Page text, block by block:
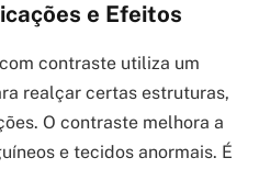
e Efeitos
contraste utiliza um
realçar certas estruturas,
O contraste melhora a
e tecidos anormais. É